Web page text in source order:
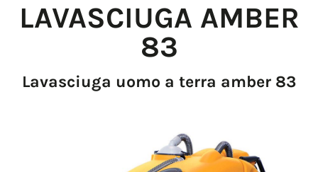
LAVASCIUGA AMBER
83
Lavasciuga uomo a terra amber 83
Cognome *